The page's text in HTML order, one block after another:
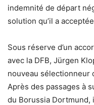
indemnité de départ
solution qu’il a
Sous réserve d’un
avec la DFB, Jürgen
nouveau sélectionneur
Après des passages à
du Borussia Dortmund,